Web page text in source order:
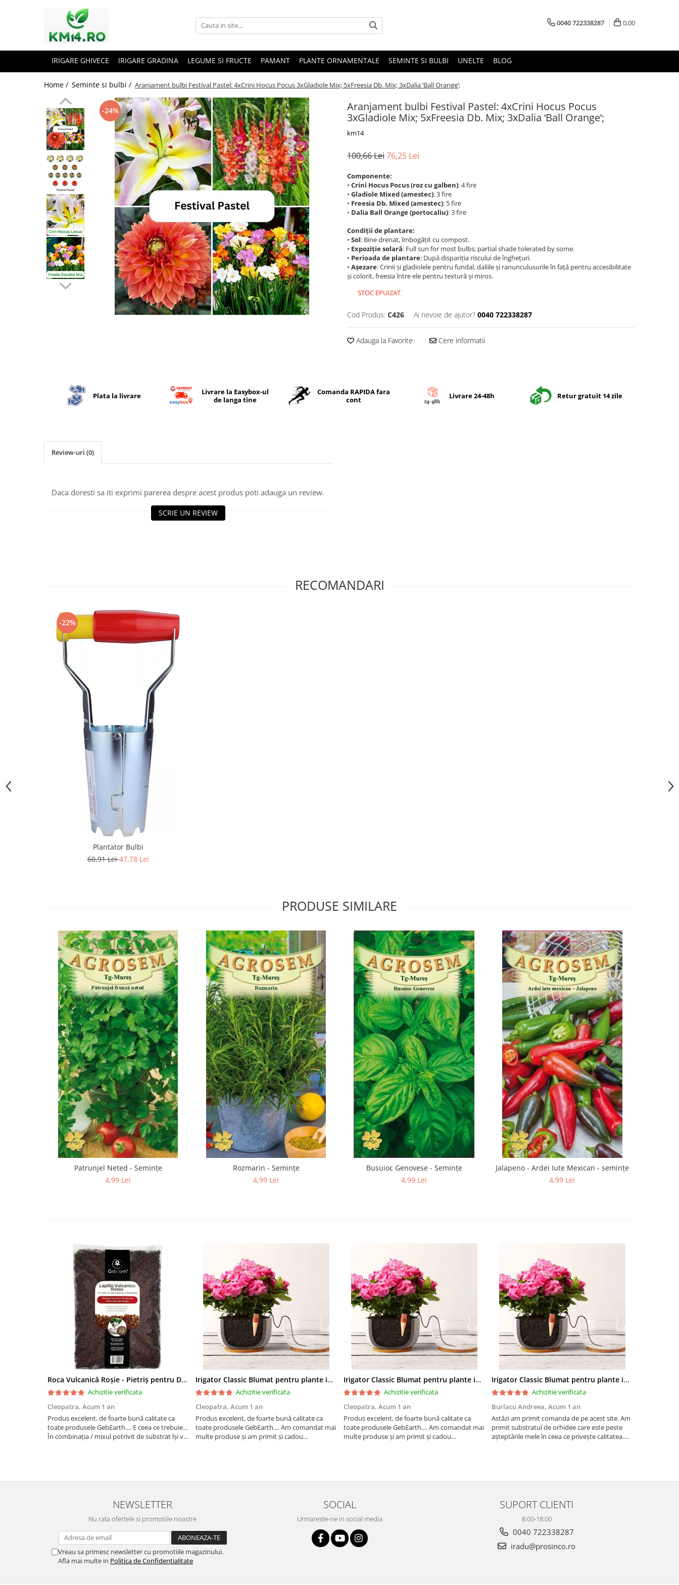
0040 722338287 0,00
IRIGARE GHIVECE IRIGARE GRADINA LEGUME SI FRUCTE PAMANT PLANTE ORNAMENTALE SEMINTE SI BULBI UNELTE BLOG
Home / Seminte si bulbi / Aranjament bulbi Festival Pastel: 4xCrini Hocus Pocus 3xGladiole Mix; 5xFreesia Db. Mix; 3xDalia ‘Ball Orange’;
Aranjament bulbi Festival Pastel: 4xCrini Hocus Pocus
3xGladiole Mix; 5xFreesia Db. Mix; 3xDalia ‘Ball Orange’;
km14
-24%
100,66 Lei76,25 Lei
Componente:
• Crini Hocus Pocus (roz cu galben): 4 fire
• Gladiole Mixed (amestec): 3 fire
• Freesia Db. Mixed (amestec): 5 fire
• Dalia Ball Orange (portocaliu): 3 fire
Condiții de plantare:
• Sol: Bine drenat, îmbogățit cu compost.
• Expoziție solară: Full sun for most bulbs; partial shade tolerated by some.
• Perioada de plantare: După dispariția riscului de înghețuri.
• Așezare: Crinii și gladiolele pentru fundal, daliile și ranunculusurile în față pentru accesibilitate
și colorit, freesia între ele pentru textură și miros.
STOC EPUIZAT
Cod Produs: C426 Ai nevoie de ajutor? 0040 722338287
Adauga la Favorite Cere informatii
Plata la livrare
Livrare la Easybox-ul
de langa tine
Comanda RAPIDA fara
cont
Livrare 24-48h Retur gratuit 14 zile
Review-uri (0)
Daca doresti sa iti exprimi parerea despre acest produs poti adauga un review.
SCRIE UN REVIEW
RECOMANDARI
-22%
Plantator Bulbi
60,91 Lei47,78 Lei
PRODUSE SIMILARE
Patrunjel Neted - Semințe
4,99 Lei
Rozmarin - Semințe
4,99 Lei
Busuioc Genovese - Semințe
4,99 Lei
Jalapeno - Ardei Iute Mexican - semințe
4,99 Lei
Roca Vulcanică Roșie - Pietriș pentru Drenaj, Aerare si Decorativ
Achizitie verificata
Cleopatra, Acum 1 an
Produs excelent, de foarte bună calitate ca
toate produsele GebEarth.... E ceea ce trebuie...
În combinația / mixul potrivit de substrat își va
Irigator Classic Blumat pentru plante in ghiveci, debit 75ml pana la 125 ml/24 h
Achizitie verificata
Cleopatra, Acum 1 an
Produs excelent, de foarte bună calitate ca
toate produsele GebEarth.... Am comandat mai
multe produse și am primit și cadou
Irigator Classic Blumat pentru plante in ghiveci, debit 75ml pana la 125 ml/24 h
Achizitie verificata
Cleopatra, Acum 1 an
Produs excelent, de foarte bună calitate ca
toate produsele GebEarth.... Am comandat mai
multe produse și am primit și cadou
Irigator Classic Blumat pentru plante in ghiveci, debit 75ml pana la 125 ml/24 h
Achizitie verificata
Burlacu Andreea, Acum 1 an
Astăzi am primit comanda de pe acest site. Am
primit substratul de orhidee care este peste
așteptările mele în ceea ce privește calitatea.
NEWSLETTER
Nu rata ofertele si promotiile noastre
Vreau sa primesc newsletter cu promotiile magazinului.
Afla mai multe in Politica de Confidentialitate
SOCIAL
Urmareste-ne in social media
SUPORT CLIENTI
8:00-18:00
0040 722338287
iradu@prosinco.ro